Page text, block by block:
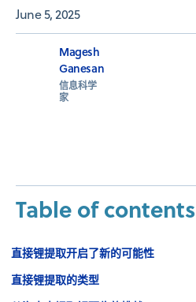
June 5, 2025
Magesh
Ganesan
信息科学
家
Table of contents
直接锂提取开启了新的可能性
直接锂提取的类型